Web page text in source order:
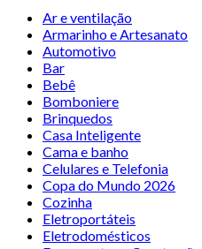
Ar e ventilação
Armarinho e Artesanato
Automotivo
Bar
Bebê
Bomboniere
Brinquedos
Casa Inteligente
Cama e banho
Celulares e Telefonia
Copa do Mundo 2026
Cozinha
Eletroportáteis
Eletrodomésticos